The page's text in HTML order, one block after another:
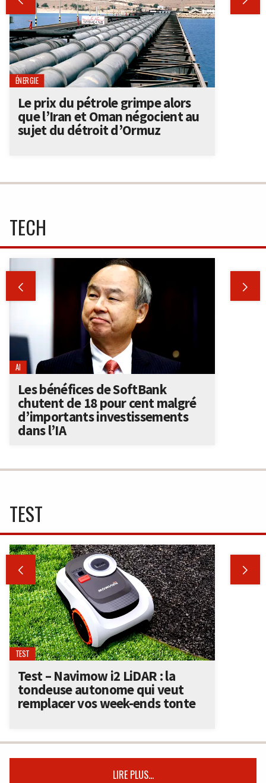
ÉNERGIE
Le prix du pétrole grimpe alors
que l’Iran et Oman négocient au
sujet du détroit d’Ormuz
TECH
 
AI
Les bénéfices de SoftBank
chutent de 18 pour cent malgré
d’importants investissements
dans l’IA
TEST
 
TEST
Test – Navimow i2 LiDAR : la
tondeuse autonome qui veut
remplacer vos week-ends tonte
LIRE PLUS...